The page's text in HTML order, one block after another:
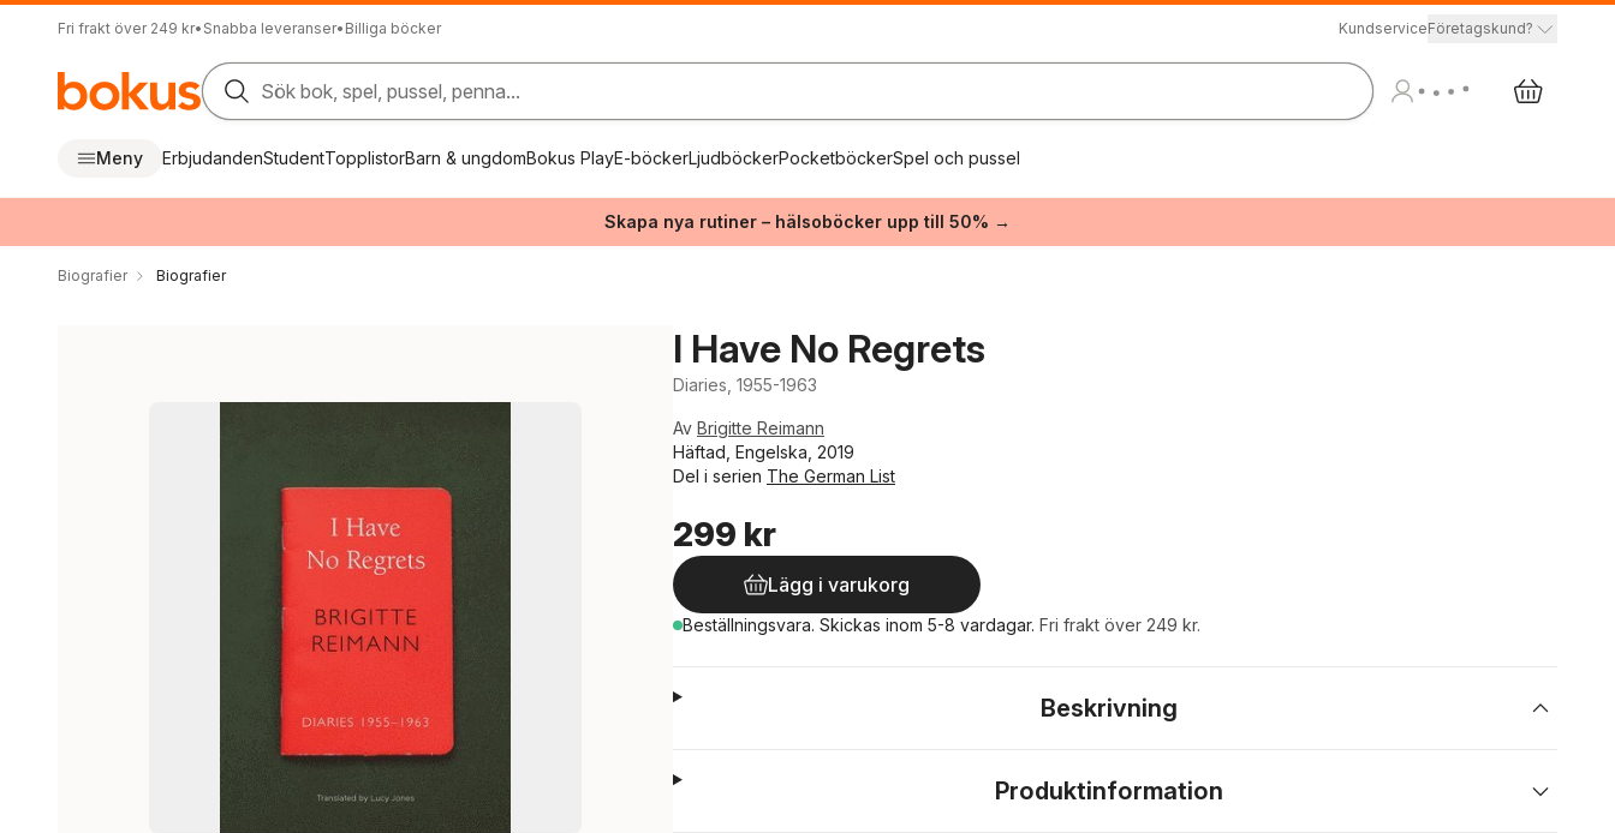
Fri frakt över 249 kr• Snabba leveranser• Billiga böcker KundserviceFöretagskund?
Sök bok, spel, pussel, penna...
Meny ErbjudandenStudentTopplistorBarn & ungdomBokus PlayE-böckerLjudböckerPocketböckerSpel och pussel
Skapa nya rutiner – hälsoböcker upp till 50% →
Biografier Biografier
I Have No Regrets
Diaries, 1955-1963
Av Brigitte Reimann
Häftad, Engelska, 2019
Del i serien The German List
299 kr
Lägg i varukorg
Beställningsvara. Skickas inom 5-8 vardagar. Fri frakt över 249 kr.
Beskrivning
Produktinformation